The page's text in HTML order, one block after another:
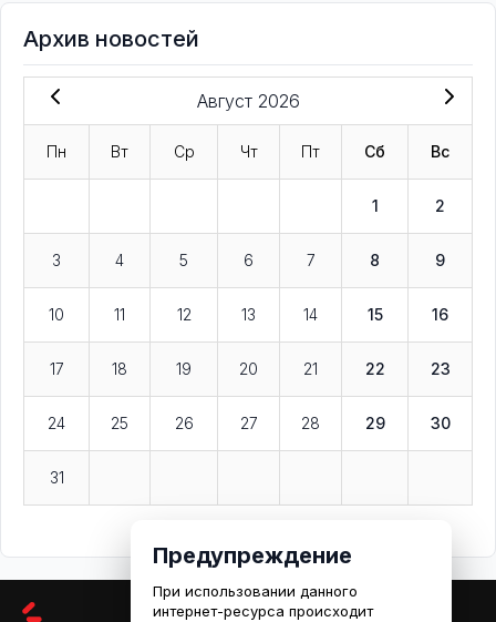
Архив новостей
Август 2026
Пн Вт Ср Чт Пт Сб Вс
1 2
3 4 5 6 7 8 9
10 11 12 13 14 15 16
17 18 19 20 21 22 23
24 25 26 27 28 29 30
31
Предупреждение
При использовании данного
интернет-ресурса происходит